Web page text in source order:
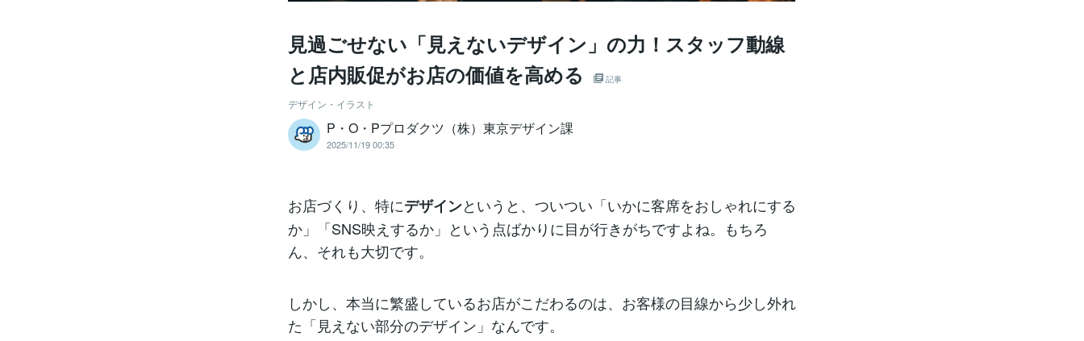
見過ごせない「見えないデザイン」の力！スタッフ動線
と店内販促がお店の価値を高める
記事
デザイン・イラスト
P・O・Pプロダクツ（株）東京デザイン課
2025/11/19 00:35
お店づくり、特にデザインというと、ついつい「いかに客席をおしゃれにする
か」「SNS映えするか」という点ばかりに目が行きがちですよね。もちろ
ん、それも大切です。
しかし、本当に繁盛しているお店がこだわるのは、お客様の目線から少し外れ
た「見えない部分のデザイン」なんです。